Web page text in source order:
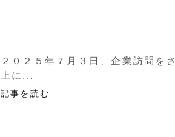
２０２５年７月３日、企業訪問を
上に...
記事を読む